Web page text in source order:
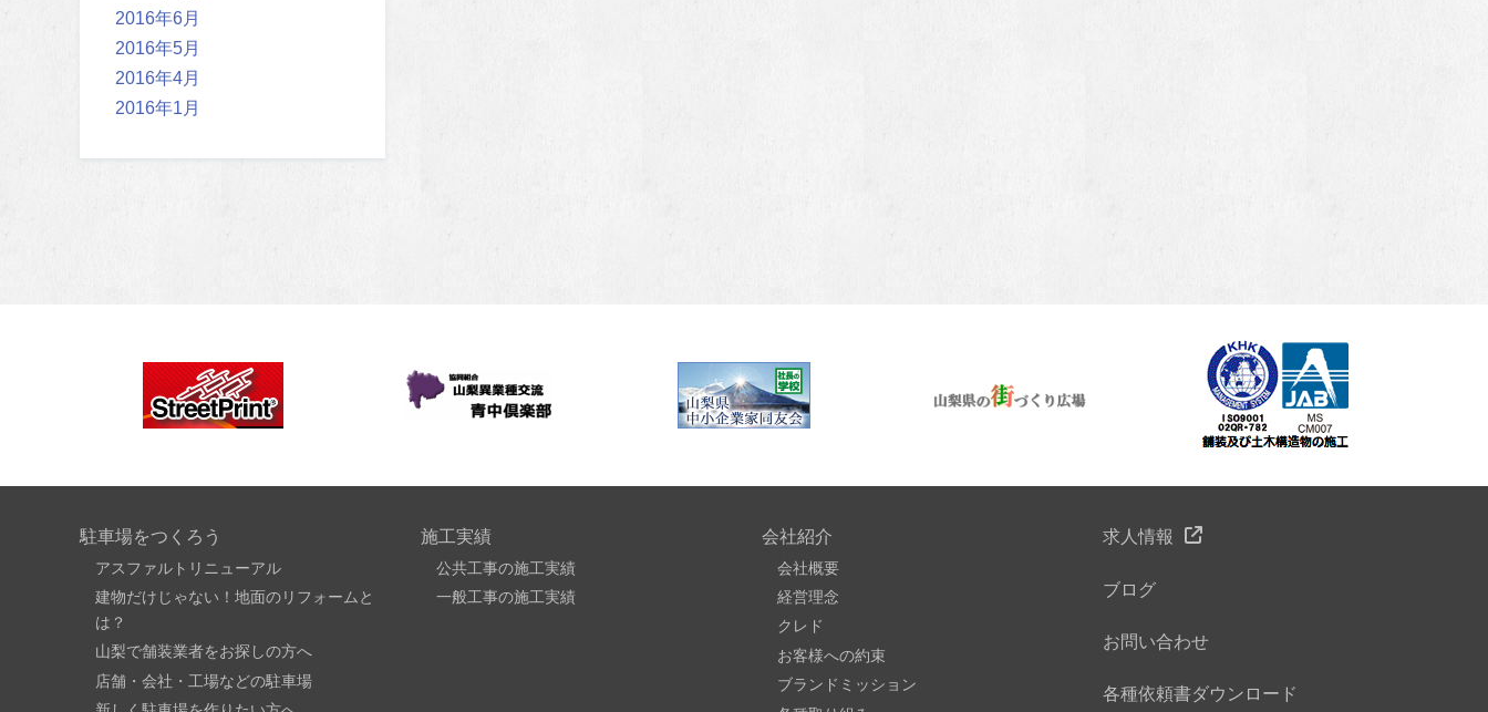
2016年6月
2016年5月
2016年4月
2016年1月
駐車場をつくろう
アスファルトリニューアル
建物だけじゃない！地面のリフォームと
は？
山梨で舗装業者をお探しの方へ
店舗・会社・工場などの駐車場
施工実績
公共工事の施工実績
一般工事の施工実績
会社紹介
会社概要
経営理念
クレド
お客様への約束
ブランドミッション
求人情報
ブログ
お問い合わせ
各種依頼書ダウンロード